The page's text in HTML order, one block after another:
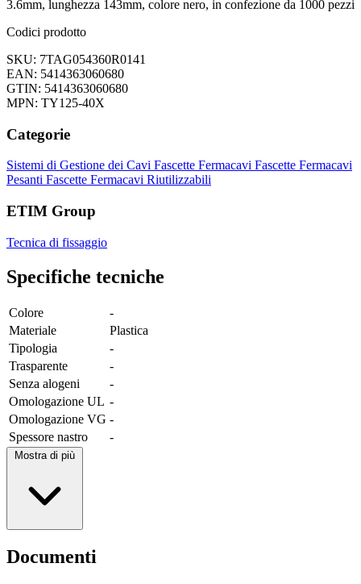
3.6mm, lunghezza 143mm, colore nero, in confezione da 1000 pezzi
Codici prodotto
SKU: 7TAG054360R0141
EAN: 5414363060680
GTIN: 5414363060680
MPN: TY125-40X
Categorie
Sistemi di Gestione dei Cavi Fascette Fermacavi Fascette Fermacavi
Pesanti Fascette Fermacavi Riutilizzabili
ETIM Group
Tecnica di fissaggio
Specifiche tecniche
Colore
-
Materiale
Plastica
Tipologia
-
Trasparente
-
Senza alogeni
-
Omologazione UL -
Omologazione VG -
Spessore nastro
-
Mostra di più
Documenti